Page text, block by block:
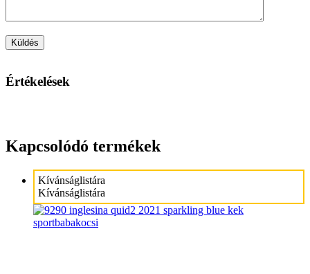
Értékelések
Kapcsolódó termékek
Kívánságlistára
Kívánságlistára